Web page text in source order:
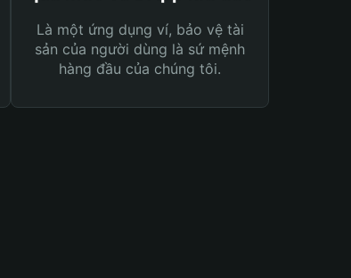
Là một ứng dụng ví, bảo vệ tài
sản của người dùng là sứ mệnh
hàng đầu của chúng tôi.